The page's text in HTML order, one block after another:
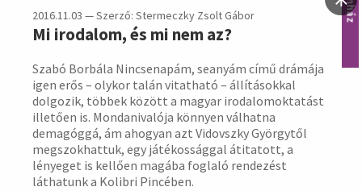
2016.11.03 — Szerző: Stermeczky Zsolt Gábor
Mi irodalom, és mi nem az?
Szabó Borbála Nincsenapám, seanyám című drámája
igen erős – olykor talán vitatható – állításokkal
dolgozik, többek között a magyar irodalomoktatást
illetően is. Mondanivalója könnyen válhatna
demagóggá, ám ahogyan azt Vidovszky Györgytől
megszokhattuk, egy játékossággal átitatott, a
lényeget is kellően magába foglaló rendezést
láthatunk a Kolibri Pincében.